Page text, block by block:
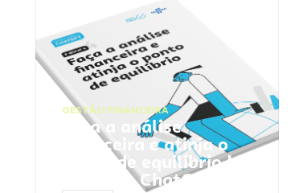
GESTÃO FINANCEIRA
Faça a análise
financeira e atinja o
ponto de equilíbrio |
Prompts ChatGPT